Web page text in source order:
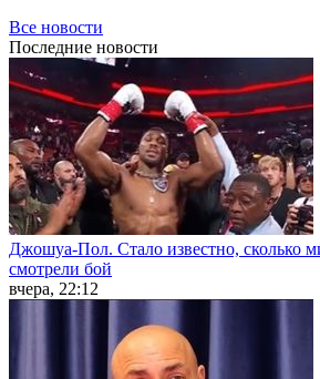
Все новости
Последние новости
Джошуа-Пол. Стало известно, сколько
смотрели бой
вчера, 22:12